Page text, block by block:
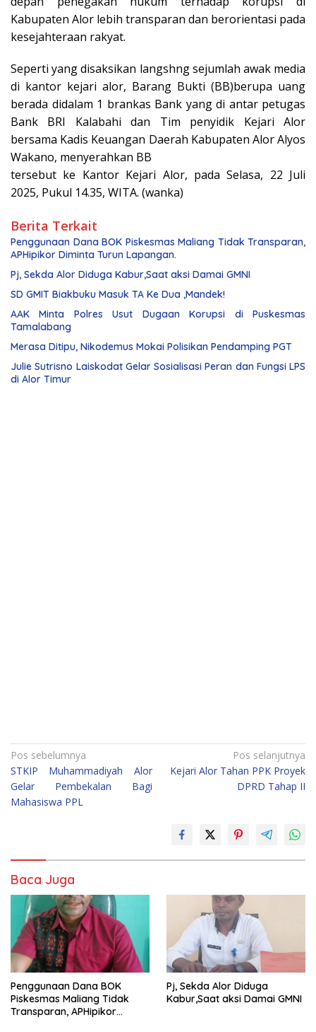
Kabupaten Alor lebih transparan dan berorientasi pada
kesejahteraan rakyat.
Seperti yang disaksikan langshng sejumlah awak media
di kantor kejari alor, Barang Bukti (BB)berupa uang
berada didalam 1 brankas Bank yang di antar petugas
Bank BRI Kalabahi dan Tim penyidik Kejari Alor
bersama Kadis Keuangan Daerah Kabupaten Alor Alyos
Wakano, menyerahkan BB
tersebut ke Kantor Kejari Alor, pada Selasa, 22 Juli
2025, Pukul 14.35, WITA. (wanka)
Berita Terkait
Penggunaan Dana BOK Piskesmas Maliang Tidak Transparan,
APHipikor Diminta Turun Lapangan.
Pj, Sekda Alor Diduga Kabur,Saat aksi Damai GMNI
SD GMIT Biakbuku Masuk TA Ke Dua ,Mandek!
AAK Minta Polres Usut Dugaan Korupsi di Puskesmas
Tamalabang
Merasa Ditipu, Nikodemus Mokai Polisikan Pendamping PGT
Julie Sutrisno Laiskodat Gelar Sosialisasi Peran dan Fungsi LPS
di Alor Timur
Navigasi
pos
Pos sebelumnya
STKIP Muhammadiyah Alor
Gelar Pembekalan Bagi
Mahasiswa PPL
Pos selanjutnya
Kejari Alor Tahan PPK Proyek
DPRD Tahap II
Baca Juga
Penggunaan Dana BOK
Piskesmas Maliang Tidak
Transparan, APHipikor
Pj, Sekda Alor Diduga
Kabur,Saat aksi Damai GMNI